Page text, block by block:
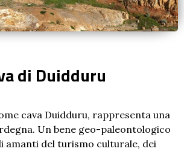
di Duidduru
cava Duidduru, rappresenta una
Un bene geo-paleontologico
amanti del turismo culturale, dei